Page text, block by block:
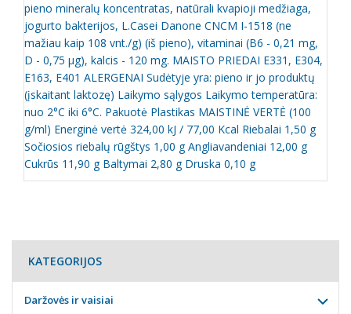
pieno mineralų koncentratas, natūrali kvapioji medžiaga,
jogurto bakterijos, L.Casei Danone CNCM I-1518 (ne
mažiau kaip 108 vnt./g) (iš pieno), vitaminai (B6 - 0,21 mg,
D - 0,75 µg), kalcis - 120 mg. MAISTO PRIEDAI E331, E304,
E163, E401 ALERGENAI Sudėtyje yra: pieno ir jo produktų
(įskaitant laktozę) Laikymo sąlygos Laikymo temperatūra:
nuo 2°C iki 6°C. Pakuotė Plastikas MAISTINĖ VERTĖ (100
g/ml) Energinė vertė 324,00 kJ / 77,00 Kcal Riebalai 1,50 g
Sočiosios riebalų rūgštys 1,00 g Angliavandeniai 12,00 g
Cukrūs 11,90 g Baltymai 2,80 g Druska 0,10 g
KATEGORIJOS
Daržovės ir vaisiai